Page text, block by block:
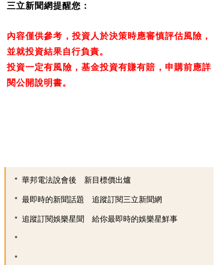
三立新聞網提醒您：
內容僅供參考，投資人於決策時應審慎評估風險，
並就投資結果自行負責。
投資一定有風險，基金投資有賺有賠，申購前應詳
閱公開說明書。
華邦電法說會後 新目標價出爐
最即時的新聞話題 追蹤訂閱三立新聞網
追蹤訂閱娛樂星聞 給你最即時的娛樂星鮮事